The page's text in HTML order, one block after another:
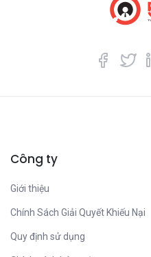
Công ty
Giới thiệu
Chính Sách Giải Quyết Khiếu Nại
Quy định sử dụng